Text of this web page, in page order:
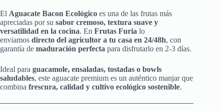
El Aguacate Bacon Ecológico es una de las frutas más
apreciadas por su sabor cremoso, textura suave y
versatilidad en la cocina. En Frutas Furia lo
enviamos directo del agricultor a tu casa en 24/48h, con
garantía de maduración perfecta para disfrutarlo en 2-3 días.
Ideal para guacamole, ensaladas, tostadas o bowls
saludables, este aguacate premium es un auténtico manjar que
combina frescura, calidad y cultivo ecológico sostenible.